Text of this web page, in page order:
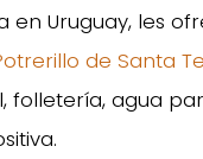
en Uruguay, les
de Santa
agua